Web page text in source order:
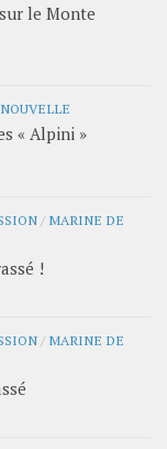
le Monte
NOUVELLE
« Alpini »
/ MARINE DE
!
/ MARINE DE